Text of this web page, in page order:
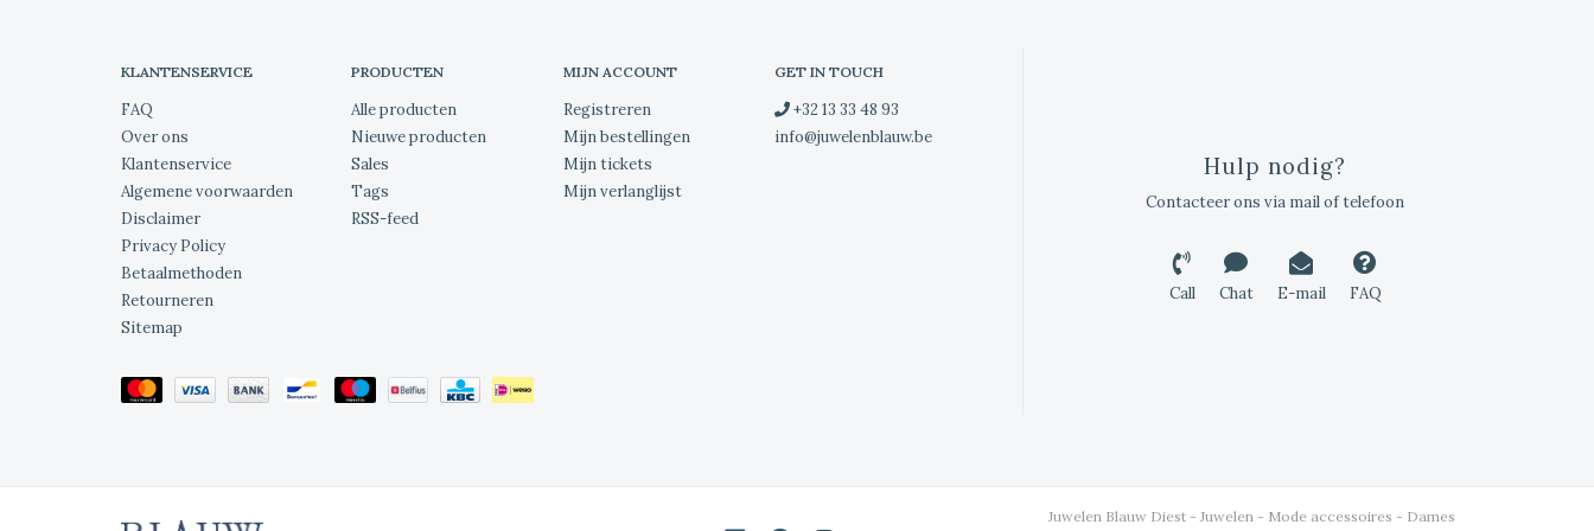
KLANTENSERVICE
FAQ
Over ons
Klantenservice
Algemene voorwaarden
Disclaimer
Privacy Policy
Betaalmethoden
Retourneren
Sitemap
PRODUCTEN
Alle producten
Nieuwe producten
Sales
Tags
RSS-feed
MIJN ACCOUNT
Registreren
Mijn bestellingen
Mijn tickets
Mijn verlanglijst
GET IN TOUCH
+32 13 33 48 93
info@juwelenblauw.be
Hulp nodig?
Contacteer ons via mail of telefoon
Call Chat E-mail FAQ
Juwelen Blauw Diest - Juwelen - Mode accessoires - Dames